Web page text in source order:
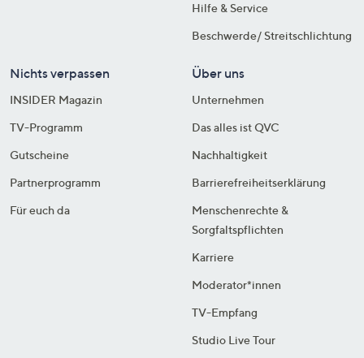
Hilfe & Service
Beschwerde/ Streitschlichtung
Nichts verpassen
INSIDER Magazin
TV-Programm
Gutscheine
Partnerprogramm
Für euch da
Über uns
Unternehmen
Das alles ist QVC
Nachhaltigkeit
Barrierefreiheitserklärung
Menschenrechte &
Sorgfaltspflichten
Karriere
Moderator*innen
TV-Empfang
Studio Live Tour